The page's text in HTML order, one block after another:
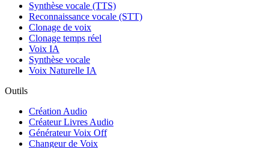
Synthèse vocale (TTS)
Reconnaissance vocale (STT)
Clonage de voix
Clonage temps réel
Voix IA
Synthèse vocale
Voix Naturelle IA
Outils
Création Audio
Créateur Livres Audio
Générateur Voix Off
Changeur de Voix